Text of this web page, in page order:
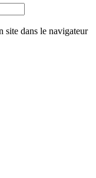
site dans le navigateur